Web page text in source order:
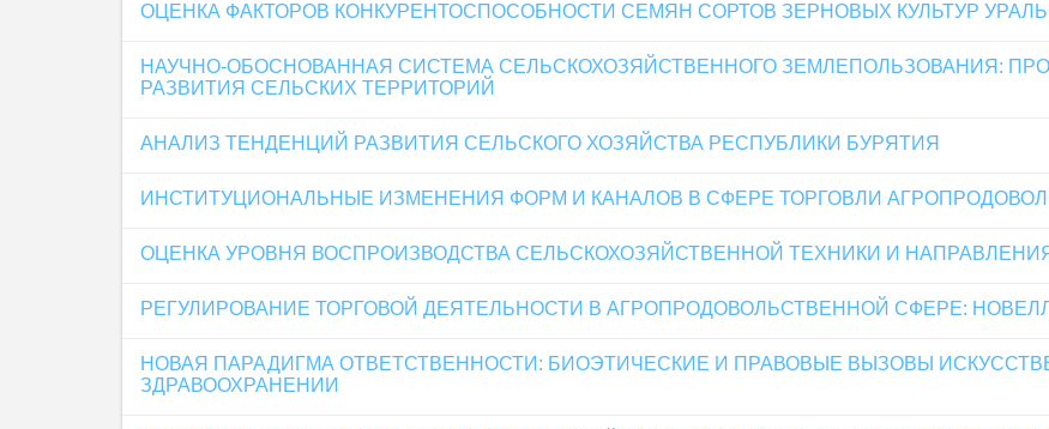
ОЦЕНКА ФАКТОРОВ КОНКУРЕНТОСПОСОБНОСТИ СЕМЯН СОРТОВ ЗЕРНОВЫХ КУЛЬТУР
НАУЧНО-ОБОСНОВАННАЯ СИСТЕМА СЕЛЬСКОХОЗЯЙСТВЕННОГО ЗЕМЛЕПОЛЬЗОВАНИЯ:
РАЗВИТИЯ СЕЛЬСКИХ ТЕРРИТОРИЙ
АНАЛИЗ ТЕНДЕНЦИЙ РАЗВИТИЯ СЕЛЬСКОГО ХОЗЯЙСТВА РЕСПУБЛИКИ БУРЯТИЯ
ИНСТИТУЦИОНАЛЬНЫЕ ИЗМЕНЕНИЯ ФОРМ И КАНАЛОВ В СФЕРЕ ТОРГОВЛИ
ОЦЕНКА УРОВНЯ ВОСПРОИЗВОДСТВА СЕЛЬСКОХОЗЯЙСТВЕННОЙ ТЕХНИКИ И
РЕГУЛИРОВАНИЕ ТОРГОВОЙ ДЕЯТЕЛЬНОСТИ В АГРОПРОДОВОЛЬСТВЕННОЙ СФЕРЕ:
НОВАЯ ПАРАДИГМА ОТВЕТСТВЕННОСТИ: БИОЭТИЧЕСКИЕ И ПРАВОВЫЕ ВЫЗОВЫ
ЗДРАВООХРАНЕНИИ